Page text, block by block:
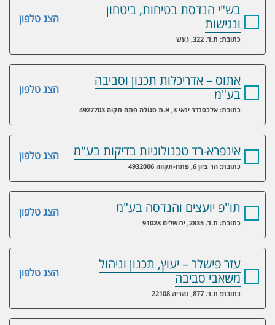
הצג טלפון
בש"י הנדסת בטיחות, ביטחון
ונגישות
כתובת: ת.ד. 322, געש
הצג טלפון
אתוס – אדריכלות תכנון וסביבה
בע"מ
כתובת: אלכסנדר ינאי 3, א.ת סגולה פתח תקוה 4927703
הצג טלפון אינפרא-רד טכנולוגיות בדיקות בע"מ
כתובת: הר ציון 6, פתח-תקווה 4932006
הצג טלפון תו"פ יועצים והנדסה בע"מ
כתובת: ת.ד. 2835, ירושלים 91028
הצג טלפון
עזר פישלר – יעוץ, תכנון וניהול
משאבי סביבה
כתובת: ת.ד. 877, נהריה 22108